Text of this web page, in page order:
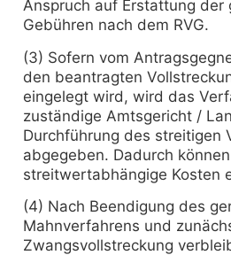
Anspruch auf Erstattung der
Gebühren nach dem RVG.
(3) Sofern vom
den beantragten
eingelegt wird, wird das
zuständige Amtsgericht /
Durchführung des streitigen
abgegeben. Dadurch
streitwertabhängige Kosten
(4) Nach Beendigung des
Mahnverfahrens und
Zwangsvollstreckung